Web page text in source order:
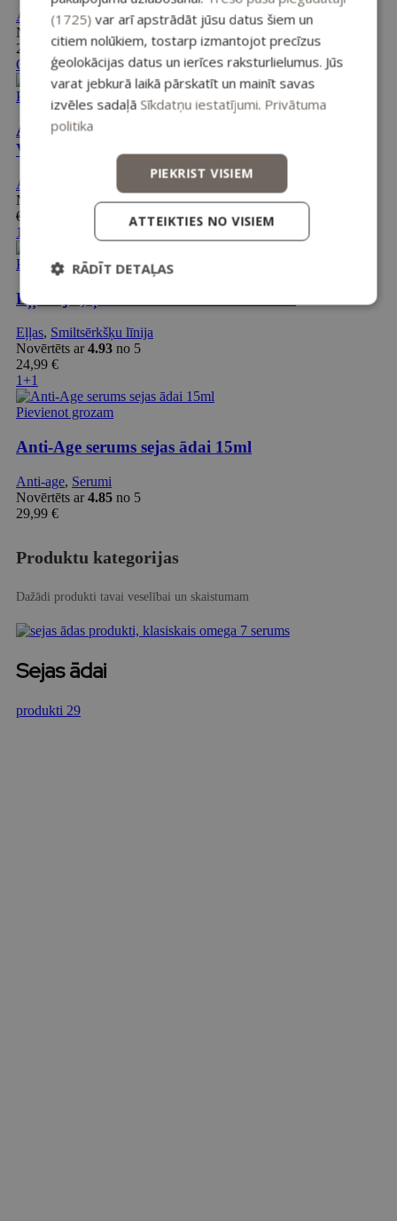
Acu zonai,Anti-age
Novērtēts ar 4.92 no 5
29,99 €
OUTLET-54%
Pievienot grozam
Atjaunojoša gēla maska ādai ap acīm ar zeltu un
Vudū lilliju
Acu zonai
Anti-age
Novērtēts ar
5.00no 5
6,49
Original price was: 6,49 €. 2,99€Current price is: 2,99 €.
1+1
Pievienot grozam
Eļļa sejai, ķermenim un matiem 100ml
Eļļas, Smiltsērkšķu līnija
Novērtēts ar4.93 no 5
24,99 €
1+1
Pievienot grozam
Anti-Age serums sejas ādai 15ml
Anti-age, Serumi
Novērtēts ar4.85 no 5
29,99 €
Produktu kategorijas
Dažādi produkti tavai veselībai un skaistumam
Sejas ādai
produkti 29
(1725) var arī apstrādāt jūsu datus šiem un
citiem nolūkiem, tostarp izmantojot precīzus
ģeolokācijas datus un ierīces raksturlielumus. Jūs
varat jebkurā laikā pārskatīt un mainīt savas
izvēles sadaļā Sīkdatņu iestatījumi. Privātuma
politika
PIEKRIST VISIEM
ATTEIKTIES NO VISIEM
RĀDĪT DETAĻAS